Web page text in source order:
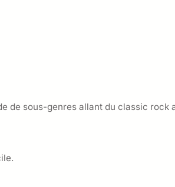
de sous-genres allant du classic rock